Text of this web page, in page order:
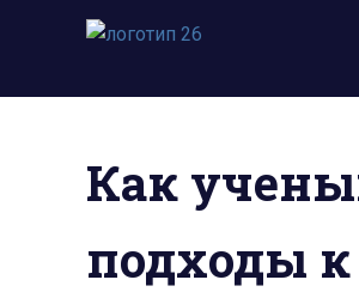
Пропустить
к
фото,
видео,
знаний.
Как
подходы